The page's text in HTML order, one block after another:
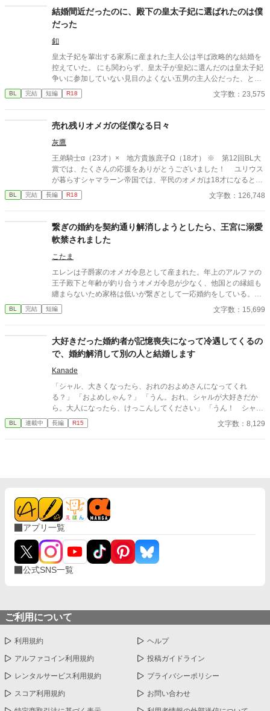
たと知る。 「戻ってきてくれ」 今さら必死に追いかけてくる玲
司。 だが湊の隣には、自分を支え続けてくれた医師のα・神崎伊
織がいた。 「あなたは俺を捨てたでしょう」 後悔に苦しむα、執
着する第二のα、そして希少Ωを巡る陰謀。 もう二度と傷つきた
くないΩが最後に選ぶ相手とは――。 捨てた側の後悔と執着が加
速する、すれ違いオメガバースBL。
結婚間近だったのに、殿下の皇太子妃に選ばれたのは僕
だった
釦
皇太子妃を輩出する家系に産まれた主人公は半ば政略的な結婚を
控えていた。 にも関わらず、皇太子が皇妃に選んだのは皇太子妃
争いに参加していない見目のよくない五男の主人公だった、とい
うお話。
BL 完結 短編 R18 文字数：23,575
売れ残りオメガの従僕なる日々
灰鷹
王弟騎士α（23才）× 地方貴族庶子Ω（18才） ※ 第12回BL大
賞では、たくさんの応援をありがとうございました！ ユリウス
が暮らすシャマラーン帝国では、平民のオメガは18才になると、
宮廷で開かれる選定の儀に参加することが義務付けられている。
王族の妾となるオメガを選ぶためのその儀式に参加し、誰にも選
の疑いがあるため、身辺を探るように」という密命を受け、オメ
ガ嫌いと噂される第３王弟ラインハルトの従僕になった。 無口
で無愛想な彼の優しい一面を知り、任務とは裏腹にラインハルト
に惹かれていくユリウスであったが、働き始めて3カ月が過ぎた
ところで第３王弟殿下が辺境伯令嬢の婿養子になるという噂を聞
き、従僕も解雇される。
BL 完結 長編 R18 文字数：126,748
繋ぎの婚約を契約通り解消しようとしたら、王宮に溺愛
軟禁されました
こたま
エレンは子爵家のオメガ令息として産まれた。年上のアルファの
王子殿下と年齢が釣り合うオメガ令息が少なく、他国との縁組も
纏まらないため家格は低いが繋ぎとして一応婚約をしている。王
子のことは兄のように慕っており、初恋の人ではあるけれど、契
約終了時期か王子に想い人が現れた時には解消されるものと考え
婚を承諾するまでここから出さないと王子から溢れるほどの愛を
与えられる。ハッピーエンドオメガバースBLです。
BL 完結 短編 文字数：15,699
大好きだった婚約者が記憶喪失になって冷遇してくるの
で、婚約解消して別の人と結婚します
Kanade
「シャル、大きくなったら、おれのおよめさんになってくれ
る？」 「およめしゃん？」 「うん。おれ、シャルが大好きだか
ら。大人になったら、けっこんしてください」 「うん！ シャル
もリュシーしゃま、だいしゅき！ およめしゃん、なる！」 ✩
✩ ✩ 幼き日に交わした『約束』。その約束が果たされたの
更新、遅筆なのでゆっくりペースにはなりますが、完結は保証い
たします。 ☆8/7 15時更新 HOT女性向けランキング42位！ あ
りがとうございます😊
BL 連載中 長編 R15 文字数：8,129
アプリ一覧
公式SNS一覧
ご利用について
利用規約 ヘルプ
アルファコイン利用規約 投稿ガイドライン
レンタルサービス利用規約 プライバシーポリシー
スコア利用規約 お問い合わせ